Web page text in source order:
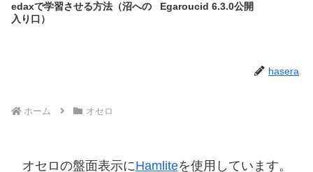
edaxで学習させる方法（沼への
入り口）
Egaroucid 6.3.0公開
hasera
ホーム オセロ
オセロの盤面表示にHamliteを使用しています。